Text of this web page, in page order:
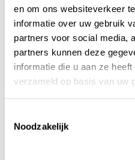
en om ons websiteverkeer
informatie over uw gebruik
partners voor social media,
partners kunnen deze
informatie die u aan ze
verzameld op basis van uw
Noodzakelijk
135,00
123,95